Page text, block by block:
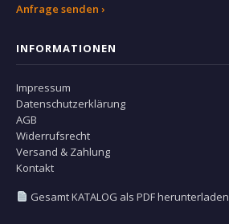
Anfrage senden ›
INFORMATIONEN
Impressum
Datenschutzerklärung
AGB
Widerrufsrecht
Versand & Zahlung
Kontakt
Gesamt KATALOG als PDF herunterladen